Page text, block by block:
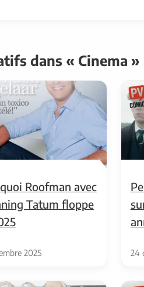
dans « Cinema »
Roofman avec
Tatum floppe
2025 24